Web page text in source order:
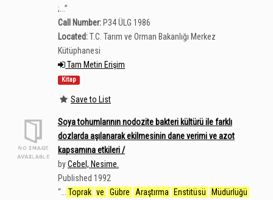
;... ”
Call Number: P34 ÜLG 1986
Located:T.C. Tarım ve Orman Bakanlığı Merkez
Kütüphanesi
Tam Metin Erişim
Kitap
Save to List
Soya tohumlarının nodozite bakteri kültürü ile farklı
dozlarda aşılanarak ekilmesinin dane verimi ve azot
kapsamına etkileri /
byCebel, Nesime.
Published 1992
“
Toprak ve Gübre Araştırma Enstitüsü Müdürlüğü